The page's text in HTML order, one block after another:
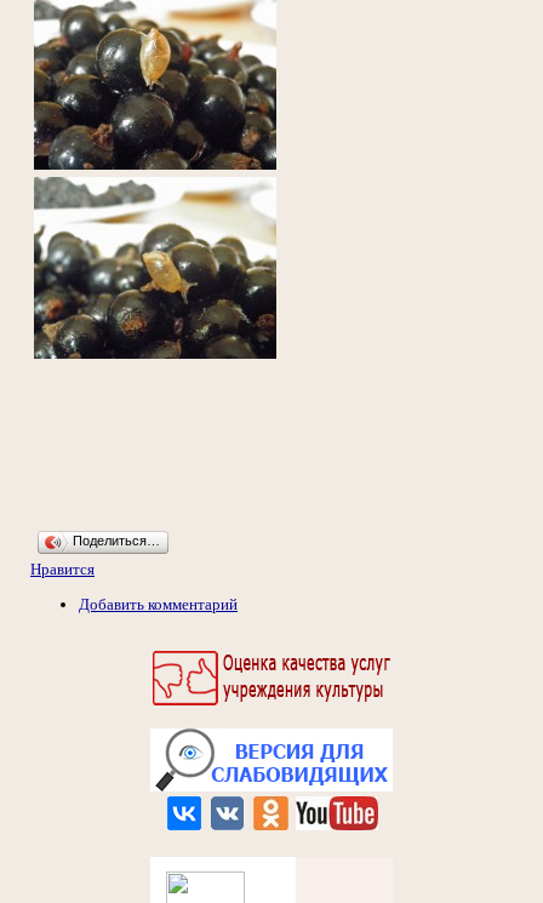
Поделиться…
Нравится
Добавить комментарий